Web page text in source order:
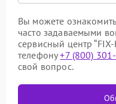
Вы можете
часто задаваемыми
сервисный центр
телефону+7 (800)
свой вопрос.